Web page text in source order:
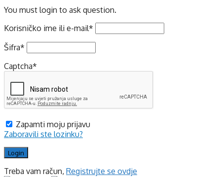
You must login to ask question.
Korisničko ime ili e-mail*
Šifra*
Captcha*
Zapamti moju prijavu
Zaboravili ste lozinku?
Treba vam račun, Registrujte se ovdje